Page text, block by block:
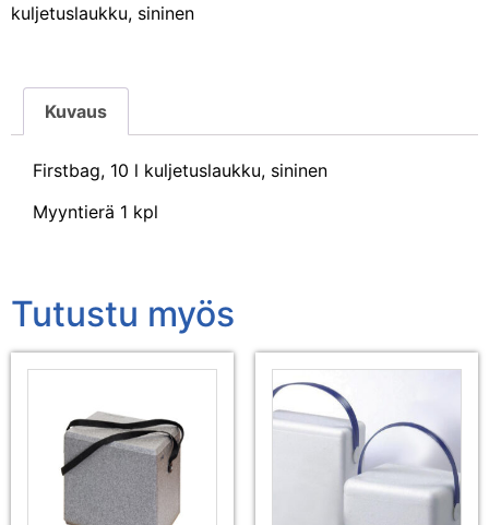
kuljetuslaukku, sininen
Kuvaus
Firstbag, 10 l kuljetuslaukku, sininen
Myyntierä 1 kpl
Tutustu myös